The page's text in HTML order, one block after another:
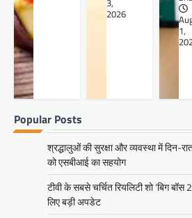
3,
2026
1,
Popular Posts
श्रद्धालुओं की सुरक्षा और व्यवस्था में दिन-
को एसबीआई का सहयोग
टीवी के सबसे चर्चित रियलिटी शो ‘बिग
लिए बड़ी अपडेट